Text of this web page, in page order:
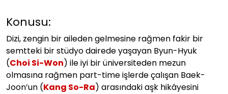
Konusu:
Dizi, zengin bir aileden gelmesine rağmen fakir bir
semtteki bir stüdyo dairede yaşayan Byun-Hyuk
(Choi Si-Won) ile iyi bir üniversiteden mezun
olmasına rağmen part-time işlerde çalışan Baek-
Joon’un (Kang So-Ra) arasındaki aşk hikâyesini